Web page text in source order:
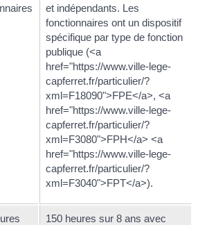
et indépendants. Les
fonctionnaires ont un dispositif
spécifique par type de fonction
publique (<a
href="https://www.ville-lege-
capferret.fr/particulier/?
xml=F18090">FPE</a>, <a
href="https://www.ville-lege-
capferret.fr/particulier/?
xml=F3080">FPH</a> <a
href="https://www.ville-lege-
capferret.fr/particulier/?
xml=F3040">FPT</a>).
150 heures sur 8 ans avec